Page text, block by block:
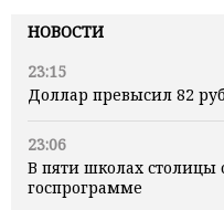
НОВОСТИ
23:15
Доллар превысил 82
23:06
В пяти школах столицы
госпрограмме